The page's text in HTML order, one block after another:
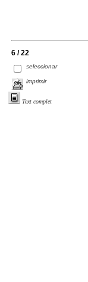
6 / 22
seleccionar
imprimir
Text complet